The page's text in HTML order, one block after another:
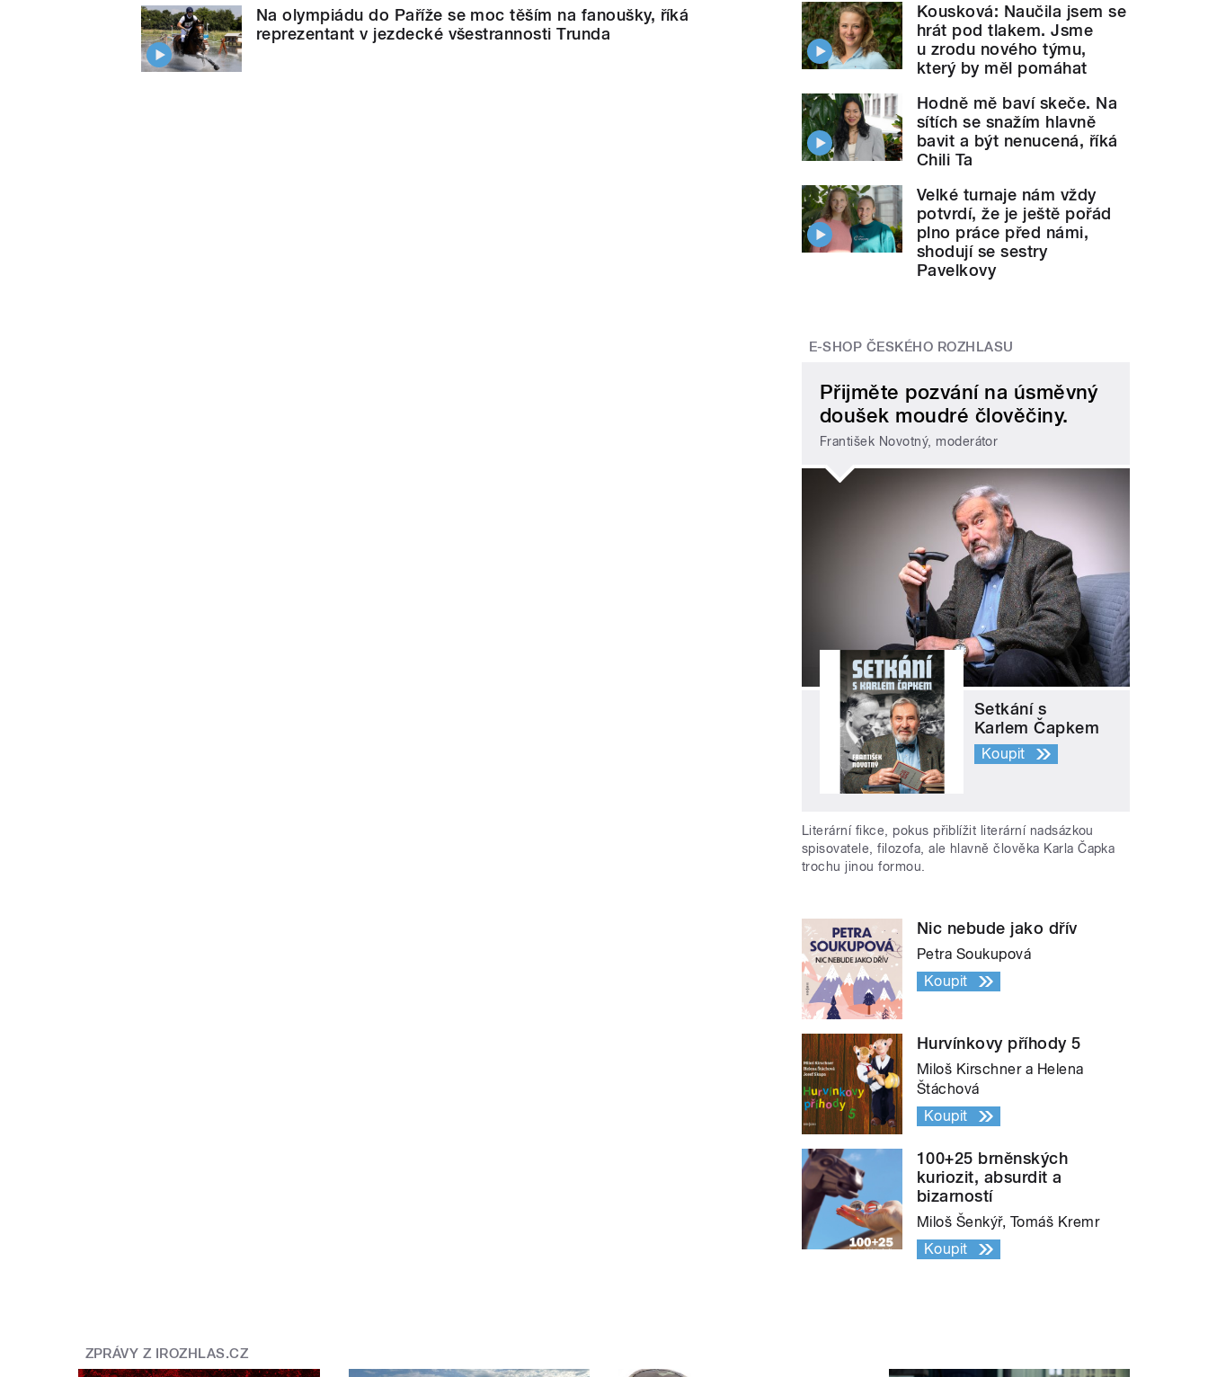
Na olympiádu do Paříže se moc těším na fanoušky, říká
reprezentant v jezdecké všestrannosti Trunda
Kousková: Naučila jsem se
hrát pod tlakem. Jsme
u zrodu nového týmu,
který by měl pomáhat
Hodně mě baví skeče. Na
sítích se snažím hlavně
bavit a být nenucená, říká
Chili Ta
Velké turnaje nám vždy
potvrdí, že je ještě pořád
plno práce před námi,
shodují se sestry
Pavelkovy
E-SHOP ČESKÉHO ROZHLASU
Přijměte pozvání na úsměvný
doušek moudré člověčiny.
František Novotný, moderátor
Setkání s
Karlem Čapkem
Koupit
Literární fikce, pokus přiblížit literární nadsázkou
spisovatele, filozofa, ale hlavně člověka Karla Čapka
trochu jinou formou.
Nic nebude jako dřív
Petra Soukupová
Koupit
Hurvínkovy příhody 5
Miloš Kirschner a Helena
Štáchová
Koupit
100+25 brněnských
kuriozit, absurdit a
bizarností
Miloš Šenkýř, Tomáš Kremr
Koupit
ZPRÁVY Z IROZHLAS.CZ